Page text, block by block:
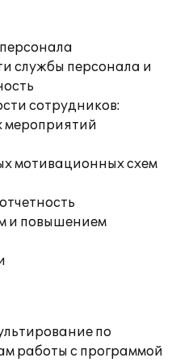
службы персонала и
сотрудников:
мероприятий
мотивационных схем
и повышением
по
работы с программой